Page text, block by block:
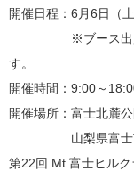
開催日程：6 月6日（
※ブース出展は前
す。
開催時間：9:00～
開催場所： 富士北麓
山梨県富士吉田
第22回 Mt.富士ヒル